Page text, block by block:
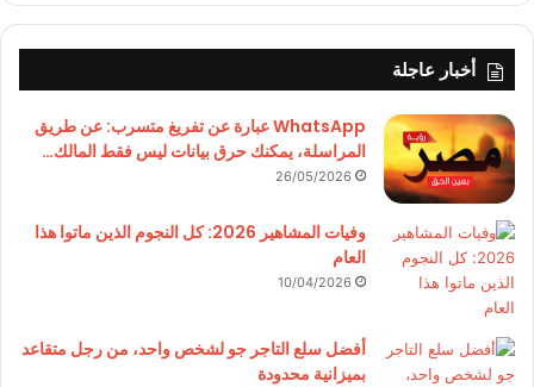
أخبار عاجلة
WhatsApp عبارة عن تفريغ متسرب: عن طريق
المراسلة، يمكنك حرق بيانات ليس فقط المالك…
26/05/2026
وفيات المشاهير 2026: كل النجوم الذين ماتوا هذا
العام
10/04/2026
أفضل سلع التاجر جو لشخص واحد، من رجل متقاعد
بميزانية محدودة